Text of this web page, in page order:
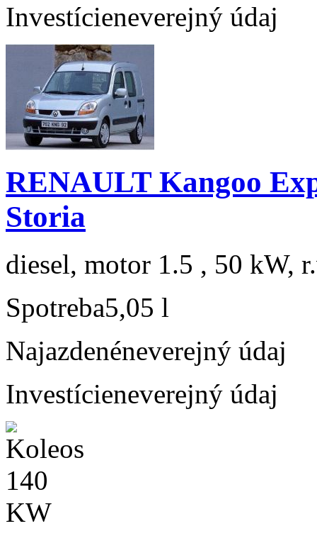
Investícieneverejný údaj
RENAULT Kangoo
Storia
diesel, motor 1.5 , 50 kW,
Spotreba5,05 l
Najazdenéneverejný údaj
Investícieneverejný údaj